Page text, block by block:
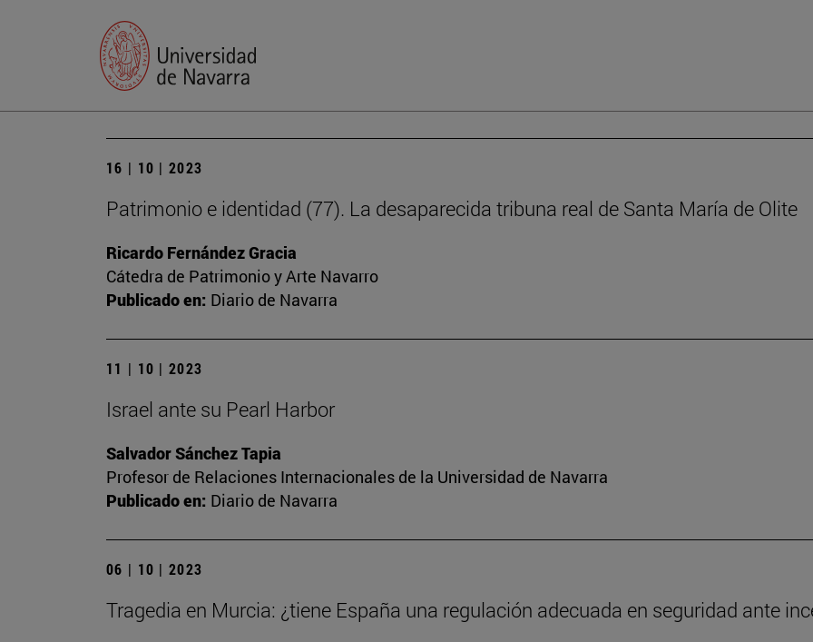
16 | 10 | 2023
Patrimonio e identidad (77). La desaparecida tribuna real de Santa María de Olite
Ricardo Fernández Gracia
Cátedra de Patrimonio y Arte Navarro
Publicado en: Diario de Navarra
11 | 10 | 2023
Israel ante su Pearl Harbor
Salvador Sánchez Tapia
Profesor de Relaciones Internacionales de la Universidad de Navarra
Publicado en: Diario de Navarra
06 | 10 | 2023
Tragedia en Murcia: ¿tiene España una regulación adecuada en seguridad ante